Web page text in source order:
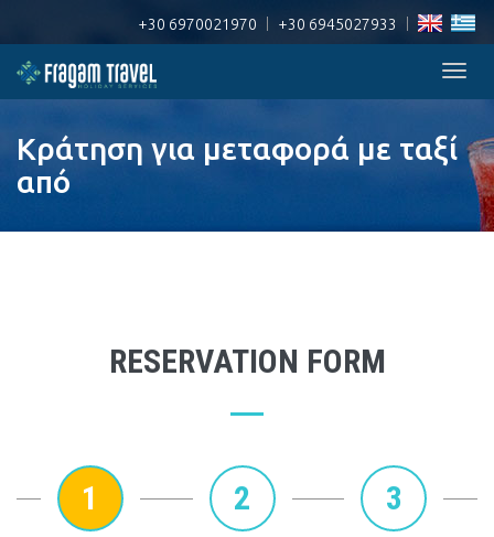
+30 6970021970 +30 6945027933
Κράτηση για μεταφορά με ταξί
από